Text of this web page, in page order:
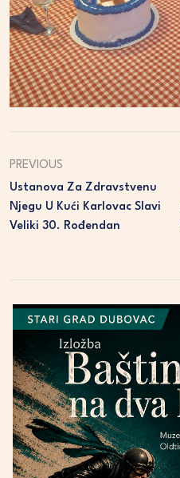
PREVIOUS
Ustanova Za Zdravstvenu
Njegu U Kući Karlovac Slavi
Veliki 30. Rođendan